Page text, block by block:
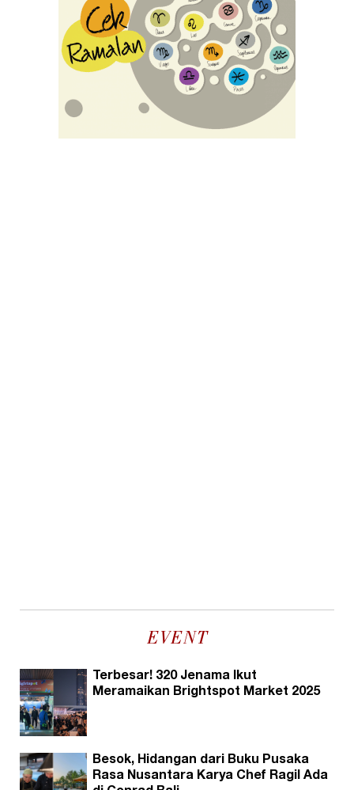
EVENT
Terbesar! 320 Jenama Ikut
Meramaikan Brightspot Market 2025
Besok, Hidangan dari Buku Pusaka
Rasa Nusantara Karya Chef Ragil Ada